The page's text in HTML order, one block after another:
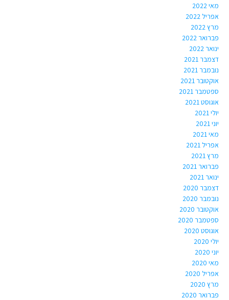
מאי 2022
אפריל 2022
מרץ 2022
פברואר 2022
ינואר 2022
דצמבר 2021
נובמבר 2021
אוקטובר 2021
ספטמבר 2021
אוגוסט 2021
יולי 2021
יוני 2021
מאי 2021
אפריל 2021
מרץ 2021
פברואר 2021
ינואר 2021
דצמבר 2020
נובמבר 2020
אוקטובר 2020
ספטמבר 2020
אוגוסט 2020
יולי 2020
יוני 2020
מאי 2020
אפריל 2020
מרץ 2020
פברואר 2020